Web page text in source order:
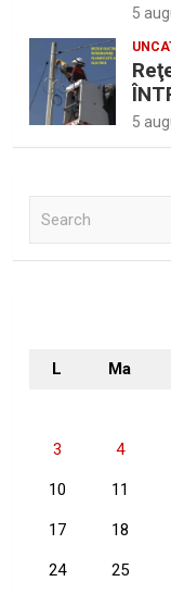
5
5
L Ma
3 4
10 11
17 18
24 25